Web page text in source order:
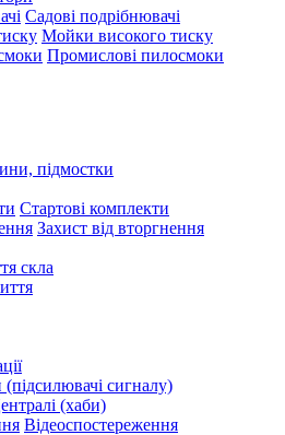
Садові подрібнювачі
Мойки високого тиску
Промислові пилосмоки
підмостки
Стартові комплекти
Захист від вторгнення
скла
(підсилювачі сигналу)
(хаби)
Відеоспостереження